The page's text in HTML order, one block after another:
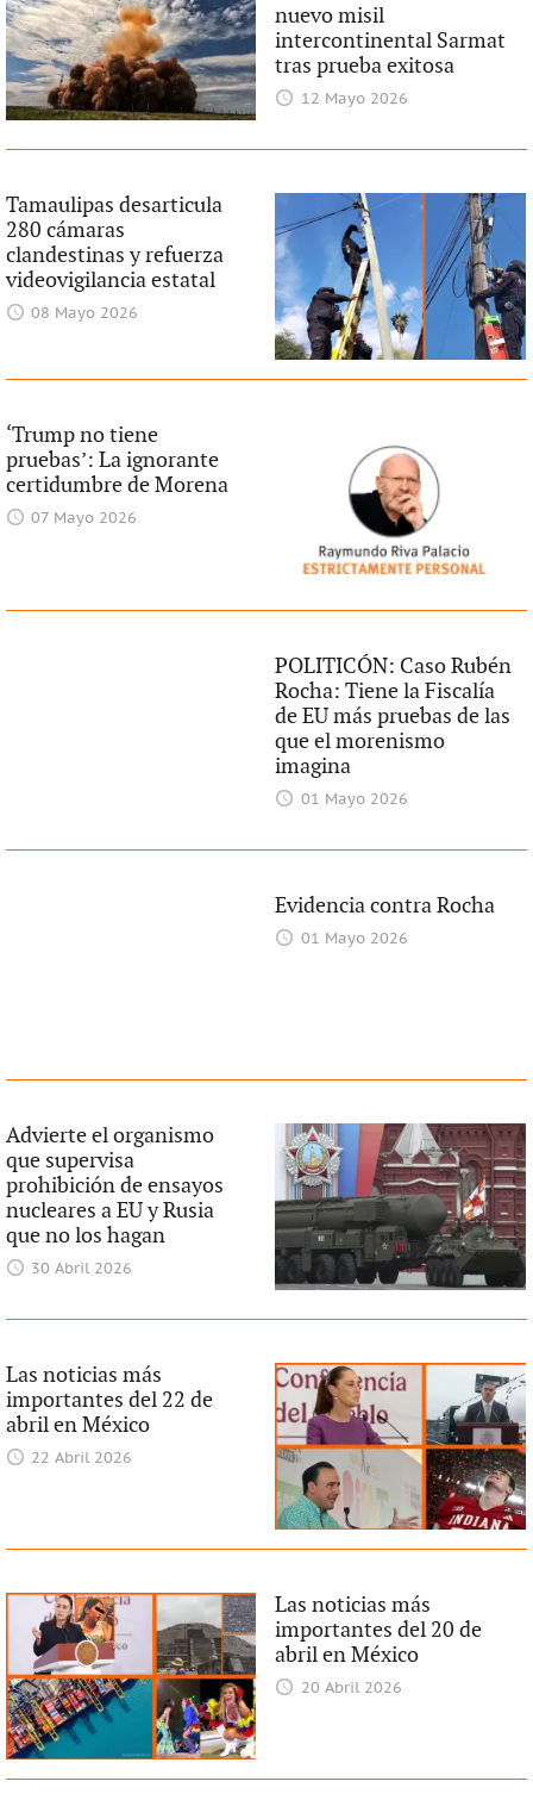
nuevo misil
intercontinental Sarmat
tras prueba exitosa
12 Mayo 2026
Tamaulipas desarticula
280 cámaras
clandestinas y refuerza
videovigilancia estatal
08 Mayo 2026
‘Trump no tiene
pruebas’: La ignorante
certidumbre de Morena
07 Mayo 2026
POLITICÓN: Caso Rubén
Rocha: Tiene la Fiscalía
de EU más pruebas de las
que el morenismo
imagina
01 Mayo 2026
Evidencia contra Rocha
01 Mayo 2026
Advierte el organismo
que supervisa
prohibición de ensayos
nucleares a EU y Rusia
que no los hagan
30 Abril 2026
Las noticias más
importantes del 22 de
abril en México
22 Abril 2026
Las noticias más
importantes del 20 de
abril en México
20 Abril 2026